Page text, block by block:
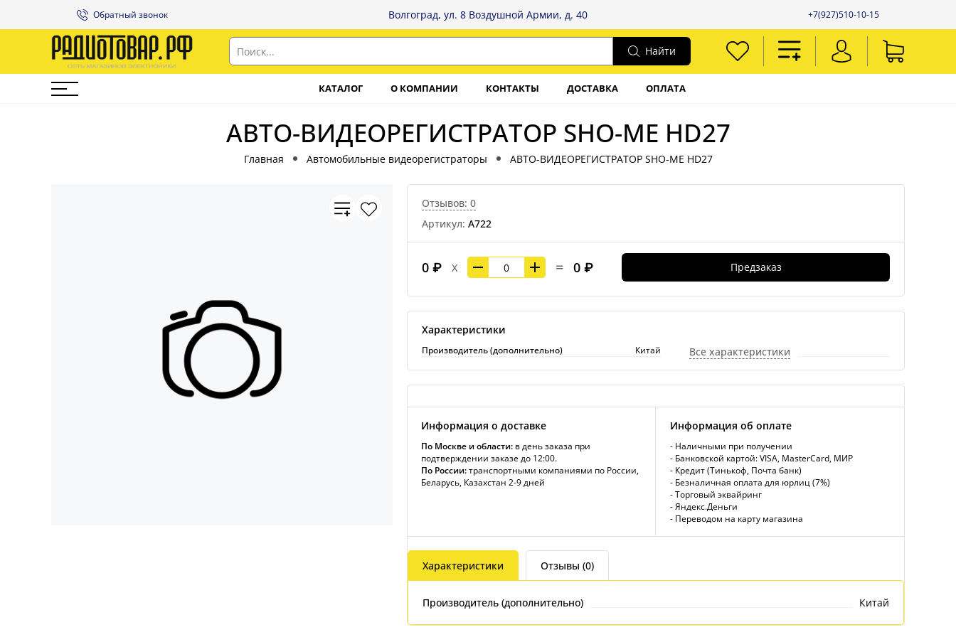
Обратный звонок Волгоград, ул. 8 Воздушной Армии, д. 40 +7(927)510-10-15
Найти
КАТАЛОГ О КОМПАНИИ КОНТАКТЫ ДОСТАВКА ОПЛАТА
АВТО-ВИДЕОРЕГИСТРАТОР SHO-ME HD27
Главная Автомобильные видеорегистраторы АВТО-ВИДЕОРЕГИСТРАТОР SHO-ME HD27
Отзывов: 0
Артикул: А722
0 ₽ X = 0 ₽ Предзаказ
Характеристики
Производитель (дополнительно) Китай Все характеристики
Информация о доставке
По Москве и области: в день заказа при
подтверждении заказе до 12:00.
По России:транспортными компаниями по России,
Беларусь, Казахстан 2-9 дней
Информация об оплате
- Наличными при получении
- Банковской картой: VISA, MasterCard, МИР
- Кредит (Тинькоф, Почта банк)
- Безналичная оплата для юрлиц (7%)
- Торговый эквайринг
- Яндекс.Деньги
- Переводом на карту магазина
Характеристики Отзывы (0)
Производитель (дополнительно) Китай